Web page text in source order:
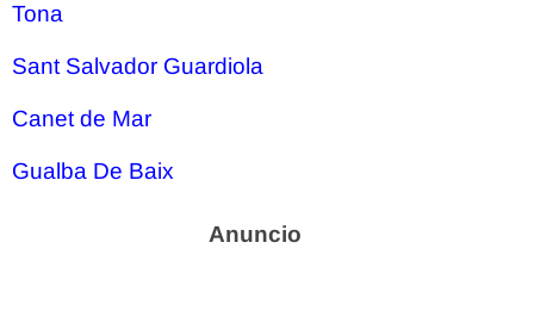
Tona
Sant Salvador Guardiola
Canet de Mar
Gualba De Baix